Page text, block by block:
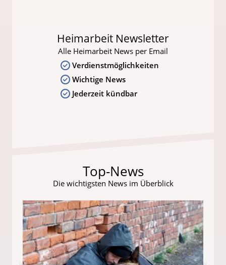
Heimarbeit Newsletter
Alle Heimarbeit News per Email
Verdienstmöglichkeiten
Wichtige News
Jederzeit kündbar
Top-News
Die wichtigsten News im Überblick